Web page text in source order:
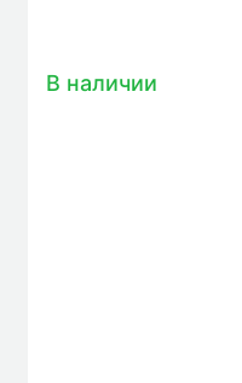
В наличии